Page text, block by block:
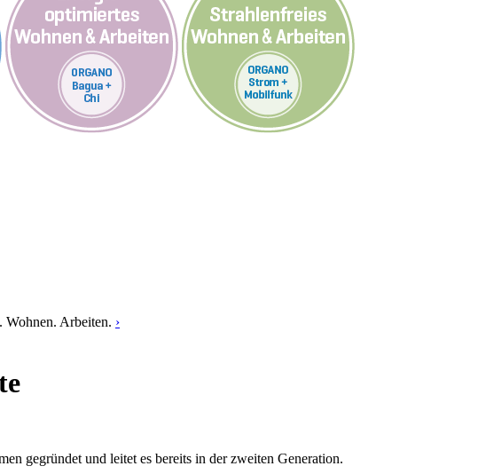
Arbeiten. ›
gegründet und leitet es bereits in der zweiten Generation.